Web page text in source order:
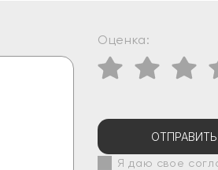
Оценка:
ОТПРАВИТЬ
Я даю свое